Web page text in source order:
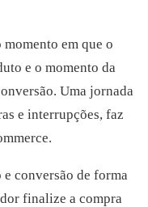
em que o
e o momento da
Uma jornada
e interrupções, faz
conversão de forma
finalize a compra